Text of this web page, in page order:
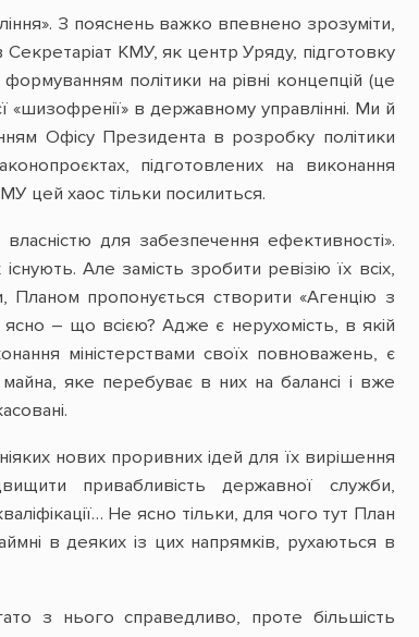
З пояснень важко впевнено зрозуміти,
КМУ, як центр Уряду, підготовку
політики на рівні концепцій (це
«шизофренії» в державному управлінні. Ми й
Офісу Президента в розробку політики
підготовлених на виконання
цей хаос тільки посилиться.
для забезпечення ефективності».
Але замість зробити ревізію їх всіх,
Планом пропонується створити «Агенцію з
ясно – що всією? Адже є нерухомість, в якій
міністерствами своїх повноважень, є
майна, яке перебуває в них на балансі і вже
нових проривних ідей для їх вирішення
привабливість державної служби,
Не ясно тільки, для чого тут План
в деяких із цих напрямків, рухаються в
з нього справедливо, проте більшість